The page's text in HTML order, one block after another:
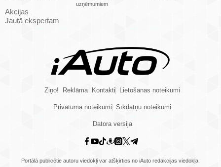
uzņēmumiem
Akcijas
Jautā ekspertam
Ziņo! Reklāma Kontakti Lietošanas noteikumi
Privātuma noteikumi Sīkdatņu noteikumi
Datora versija
Portālā publicētie autoru viedokļi var atšķirties no iAuto redakcijas viedokļa.